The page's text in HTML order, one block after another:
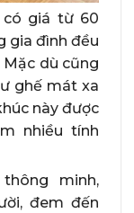
có giá từ 60
gia đình đều
dù cũng
ghế mát xa
này được
nhiều tính
minh,
đem đến